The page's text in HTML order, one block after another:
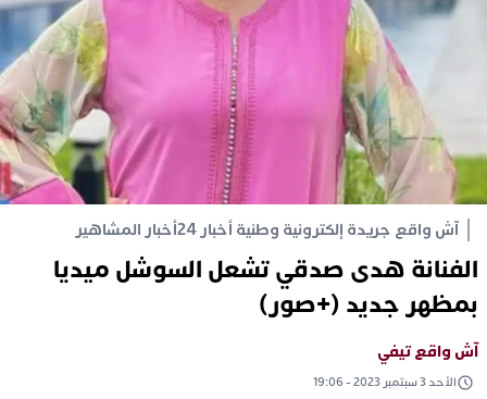
آش واقع جريدة إلكترونية وطنية أخبار 24 أخبار المشاهير
الفنانة هدى صدقي تشعل السوشل ميديا
بمظهر جديد (+صور)
آش واقع تيفي
الأحد 3 سبتمبر 2023 - 19:06